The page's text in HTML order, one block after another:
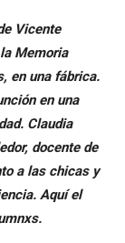
Vicente
Memoria
en una fábrica.
en una
Claudia
docente de
a las chicas y
Aquí el